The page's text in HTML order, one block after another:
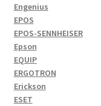
Engenius
EPOS
EPOS-SENNHEISER
Epson
EQUIP
ERGOTRON
Erickson
ESET